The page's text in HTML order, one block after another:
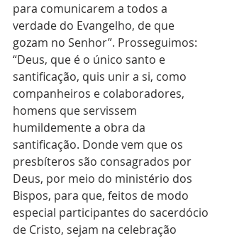
para comunicarem a todos a
verdade do Evangelho, de que
gozam no Senhor”. Prosseguimos:
“Deus, que é o único santo e
santificação, quis unir a si, como
companheiros e colaboradores,
homens que servissem
humildemente a obra da
santificação. Donde vem que os
presbíteros são consagrados por
Deus, por meio do ministério dos
Bispos, para que, feitos de modo
especial participantes do sacerdócio
de Cristo, sejam na celebração